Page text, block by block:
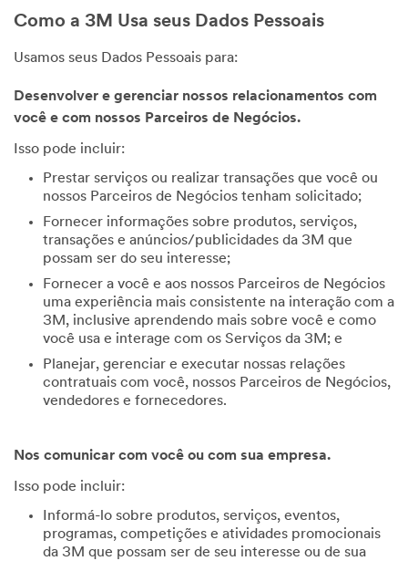
Como a 3M Usa seus Dados Pessoais
Usamos seus Dados Pessoais para:
Desenvolver e gerenciar nossos relacionamentos com
você e com nossos Parceiros de Negócios.
Isso pode incluir:
Prestar serviços ou realizar transações que você ou
nossos Parceiros de Negócios tenham solicitado;
Fornecer informações sobre produtos, serviços,
transações e anúncios/publicidades da 3M que
possam ser do seu interesse;
Fornecer a você e aos nossos Parceiros de Negócios
uma experiência mais consistente na interação com a
3M, inclusive aprendendo mais sobre você e como
você usa e interage com os Serviços da 3M; e
Planejar, gerenciar e executar nossas relações
contratuais com você, nossos Parceiros de Negócios,
vendedores e fornecedores.
Nos comunicar com você ou com sua empresa.
Isso pode incluir:
Informá-lo sobre produtos, serviços, eventos,
programas, competições e atividades promocionais
da 3M que possam ser de seu interesse ou de sua